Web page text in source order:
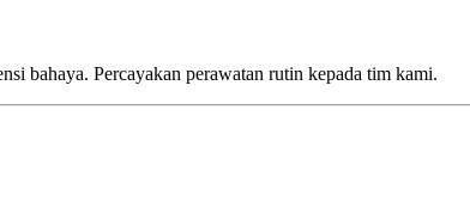
bahaya. Percayakan perawatan rutin kepada tim kami.